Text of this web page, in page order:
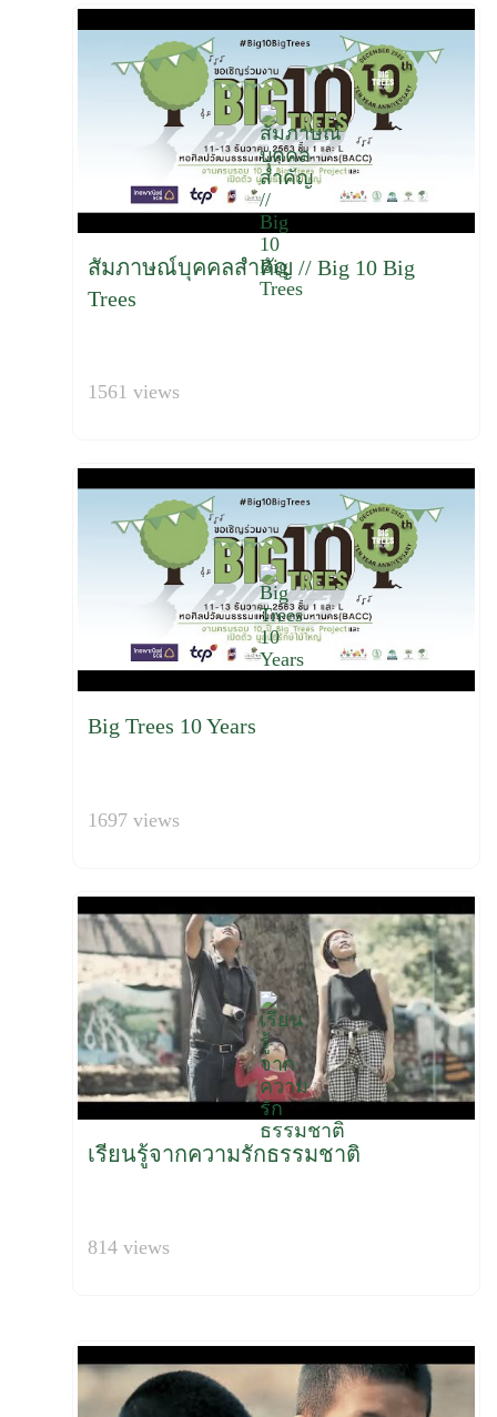
สัมภาษณ์บุคคลสำคัญ // Big 10 Big
Trees
1561 views
Big Trees 10 Years
1697 views
เรียนรู้จากความรักธรรมชาติ
814 views